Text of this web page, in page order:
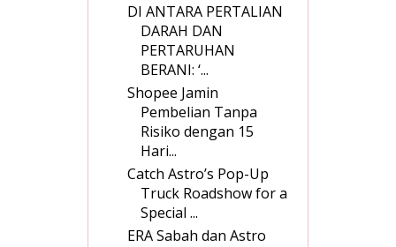
DI ANTARA PERTALIAN
DARAH DAN
PERTARUHAN
BERANI: ‘...
Shopee Jamin
Pembelian Tanpa
Risiko dengan 15
Hari...
Catch Astro’s Pop-Up
Truck Roadshow for a
Special ...
ERA Sabah dan Astro